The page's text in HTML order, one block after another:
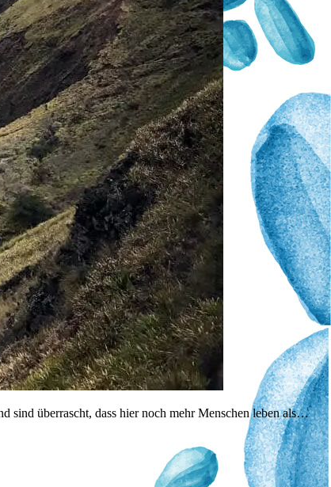
sind überrascht, dass hier noch mehr Menschen leben als…